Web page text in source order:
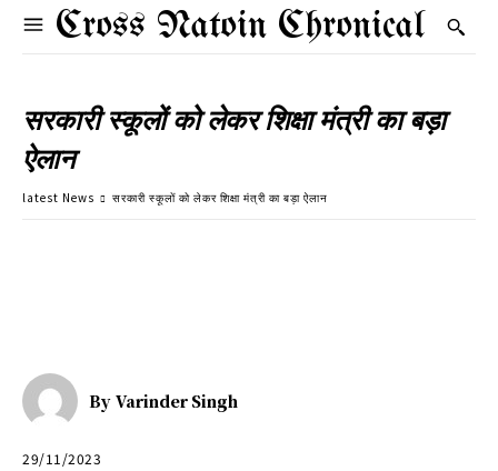
Cross Natoin Chronical
सरकारी स्कूलों को लेकर शिक्षा मंत्री का बड़ा
ऐलान
latest News सरकारी स्कूलों को लेकर शिक्षा मंत्री का बड़ा ऐलान
By Varinder Singh
29/11/2023